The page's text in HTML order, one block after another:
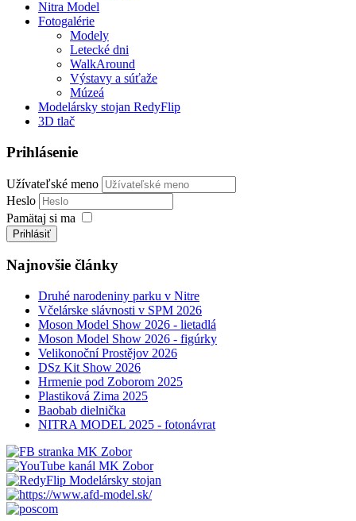
Nitra Model
Fotogalérie
Modely
Letecké dni
WalkAround
Výstavy a súťaže
Múzeá
Modelársky stojan RedyFlip
3D tlač
Prihlásenie
Užívateľské meno
Heslo
Pamätaj si ma
Prihlásiť
Najnovšie články
Druhé narodeniny parku v Nitre
Včelárske slávnosti v SPM 2026
Moson Model Show 2026 - lietadlá
Moson Model Show 2026 - figúrky
Velikonoční Prostějov 2026
DSz Kit Show 2026
Hrmenie pod Zoborom 2025
Plastiková Zima 2025
Baobab dielnička
NITRA MODEL 2025 - fotonávrat